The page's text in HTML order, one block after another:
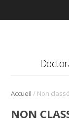
Accueil / Non classé
NON